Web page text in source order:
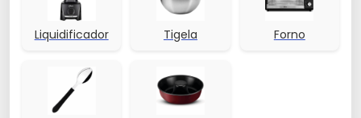
Liquidificador Tigela Forno